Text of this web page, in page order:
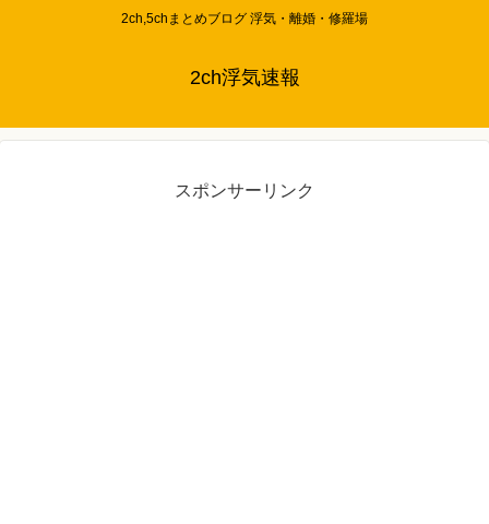
2ch,5chまとめブログ 浮気・離婚・修羅場
2ch浮気速報
スポンサーリンク